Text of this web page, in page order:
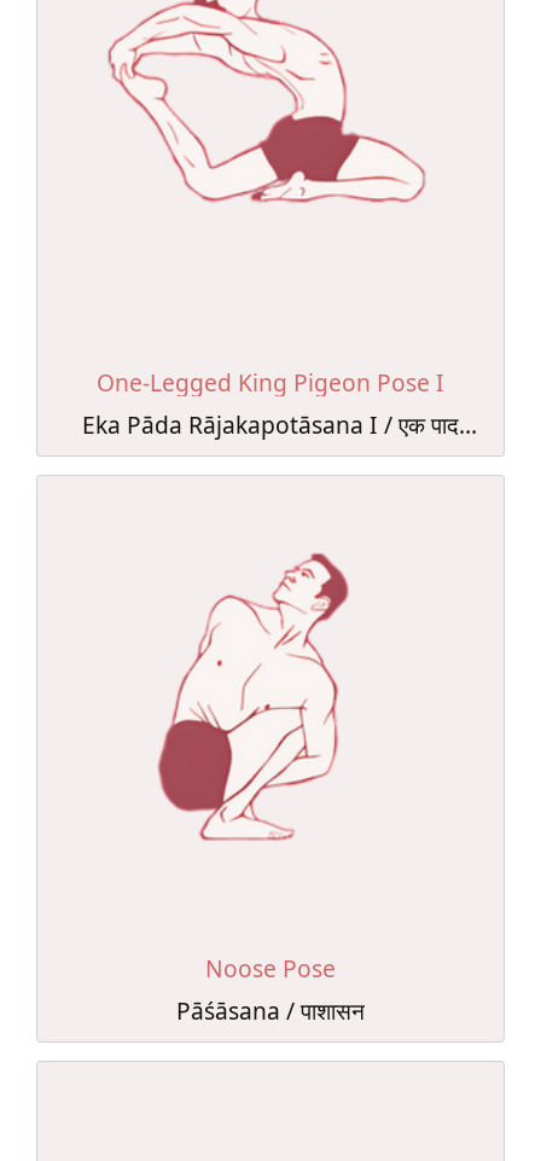
One-Legged King Pigeon Pose I
Eka Pāda Rājakapotāsana I / एक पाद
राजकपोतासन I
Noose Pose
Pāśāsana / पाशासन